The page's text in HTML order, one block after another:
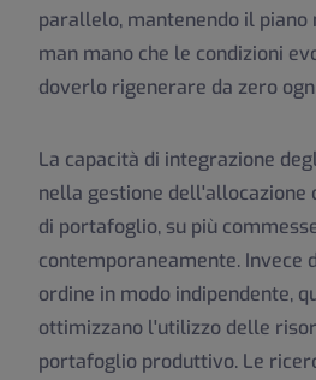
parallelo, mantenendo il
man mano che le condizioni
doverlo rigenerare da zero
La capacità di integrazione
nella gestione
di portafoglio, su più
contemporaneamente. Invece
ordine in modo indipendente,
ottimizzano l'utilizzo delle
portafoglio produttivo. Le